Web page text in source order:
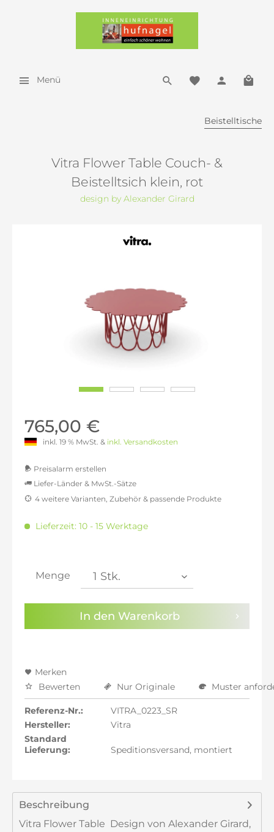
Menü
Beistelltische
Vitra Flower Table Couch- &
Beistelltsich klein, rot
design by Alexander Girard
765,00 €
inkl. 19 % MwSt. & inkl. Versandkosten
Preisalarm erstellen
Sie haben dieDatenschutzbestimmungenzur
Kenntnis genommen.
Liefer-Länder & MwSt.-Sätze
inkl. 16% MwSt.: 745,71 €
inkl. 21% MwSt.: 777,86 €
inkl. 22% MwSt.: 784,29 €
4 weitere Varianten, Zubehör & passende Produkte
Lieferzeit: 10 - 15 Werktage
Menge
In den Warenkorb
Merken
Bewerten
Nur Originale Muster
Referenz-Nr.:
VITRA_0223_SR
Hersteller:
Vitra
Standard
Lieferung:
Speditionsversand, montiert
Beschreibung
Vitra Flower Table  Design von Alexander Girard,